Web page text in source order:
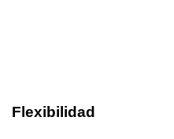
Flexibilidad